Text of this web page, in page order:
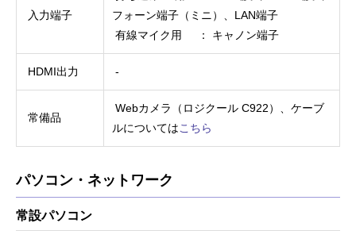
入力端子
フォーン端子（ミニ）、LAN端子
有線マイク用 ： キャノン端子
HDMI出力 -
常備品
Webカメラ（ロジクール C922）、ケーブ
ルについてはこちら
パソコン・ネットワーク
常設パソコン